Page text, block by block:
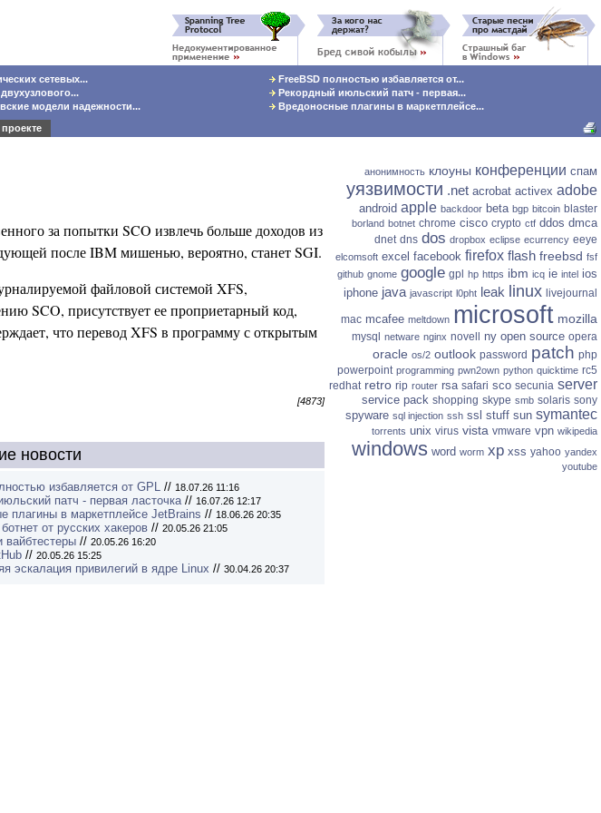
сетевых...
модели надежности...
FreeBSD полностью избавляется от...
Рекордный июльский патч - первая...
Вредоносные плагины в маркетплейсе...
за попытки SCO извлечь больше доходов из
после IBM мишенью, вероятно, станет SGI.
файловой системой XFS,
SCO, присутствует ее проприетарный код,
что перевод XFS в программу с открытым
[4873]
новости
избавляется от GPL // 18.07.26 11:16
патч - первая ласточка// 16.07.26 12:17
плагины в маркетплейсе JetBrains // 18.06.26 20:35
от русских хакеров // 20.05.26 21:05
вайбтестеры // 20.05.26 16:20
// 20.05.26 15:25
эскалация привилегий в ядре Linux // 30.04.26 20:37
анонимность клоуны конференции спам
уязвимости .net acrobat activex adobe
android apple backdoor beta bgp bitcoin blaster
borland botnet chrome cisco crypto ctf ddos dmca
dnet dns dos dropbox eclipse ecurrency eeye
elcomsoft excel facebook firefox flash freebsd fsf
github gnome google gpl hp https ibm icq ie intel ios
iphone java javascript l0pht leak linux livejournal
mac mcafee meltdown microsoft mozilla
mysql netware nginx novell ny open source opera
oracle os/2 outlook password patch php
powerpoint programming pwn2own python quicktime rc5
redhat retro rip router rsa safari sco secunia server
service pack shopping skype smb solaris sony
spyware sql injection ssh ssl stuff sun symantec
torrents unix virus vista vmware vpn wikipedia
windows word worm xp xss yahoo yandex
youtube